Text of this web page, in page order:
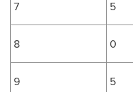
7 5
8 0
9 5